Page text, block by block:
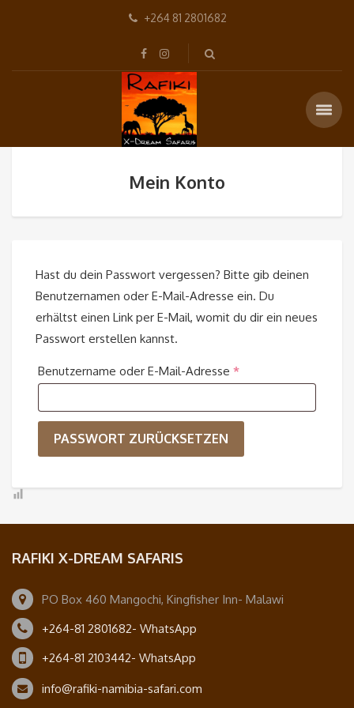
+264 81 2801682
Mein Konto
Hast du dein Passwort vergessen? Bitte gib deinen
Benutzernamen oder E-Mail-Adresse ein. Du
erhältst einen Link per E-Mail, womit du dir ein neues
Passwort erstellen kannst.
Benutzername oder E-Mail-Adresse *Erforderlich
PASSWORT ZURÜCKSETZEN
RAFIKI X-DREAM SAFARIS
PO Box 460 Mangochi, Kingfisher Inn- Malawi
+264-81 2801682- WhatsApp
+264-81 2103442- WhatsApp
info@rafiki-namibia-safari.com